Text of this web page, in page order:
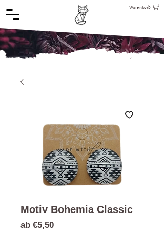
Warenkorb
Motiv Bohemia Classic
ab €5,50Sale-